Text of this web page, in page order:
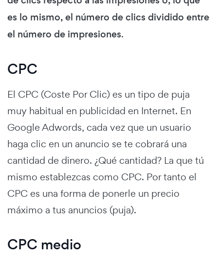
es lo mismo, el número de clics dividido entre
el número de impresiones.
CPC
El CPC (Coste Por Clic) es un tipo de puja
muy habitual en publicidad en Internet. En
Google Adwords, cada vez que un usuario
haga clic en un anuncio se te cobrará una
cantidad de dinero. ¿Qué cantidad? La que tú
mismo establezcas como CPC. Por tanto el
CPC es una forma de ponerle un precio
máximo a tus anuncios (puja).
CPC medio